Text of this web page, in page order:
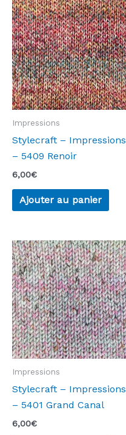
Impressions
Stylecraft – Impressions
– 5409 Renoir
6,00€
Ajouter au panier
Impressions
Stylecraft – Impressions
– 5401 Grand Canal
6,00€